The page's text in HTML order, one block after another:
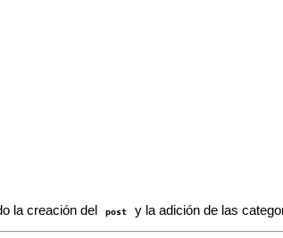
la creación del post y la adición de las